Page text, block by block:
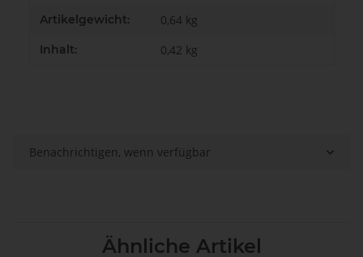
Artikelgewicht: 0,64 kg
Inhalt: 0,42 kg
Benachrichtigen, wenn verfügbar
Ähnliche Artikel